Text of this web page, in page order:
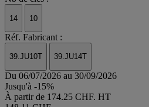
14 10
Réf. Fabricant :
39.JU10T 39.JU14T
Du 06/07/2026 au 30/09/2026
Jusqu'à -15%
À partir de 174.25 CHF. HT